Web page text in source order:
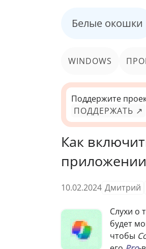
Белые окошки
WINDOWS
Поддержите
ПОДДЕРЖАТЬ ↗
Как
10.02.2024 Дмитрий
Слухи о
будет
чтобы